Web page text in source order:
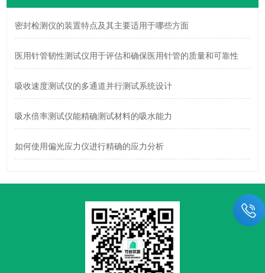
密封检测仪的装置特点及其主要适用于哪些方面
医用针管韧性测试仪用于评估和确保医用针管的质量和可靠性
吸收速度测试仪的多通道并行测试系统设计
吸水倍率测试仪能精确测试材料的吸水能力
如何使用偏光应力仪进行精确的应力分析